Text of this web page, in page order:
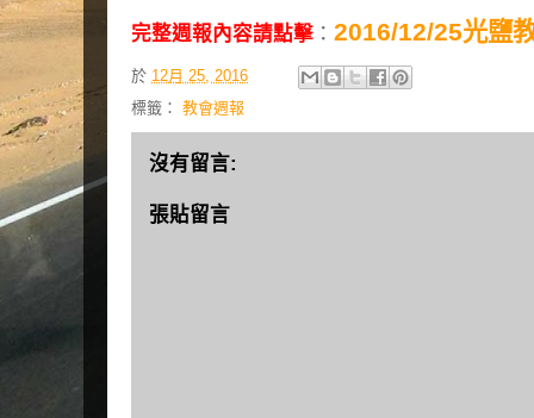
完整週報內容請點擊 ： 2016/12/25光鹽
於 12月 25, 2016
標籤： 教會週報
沒有留言:
張貼留言